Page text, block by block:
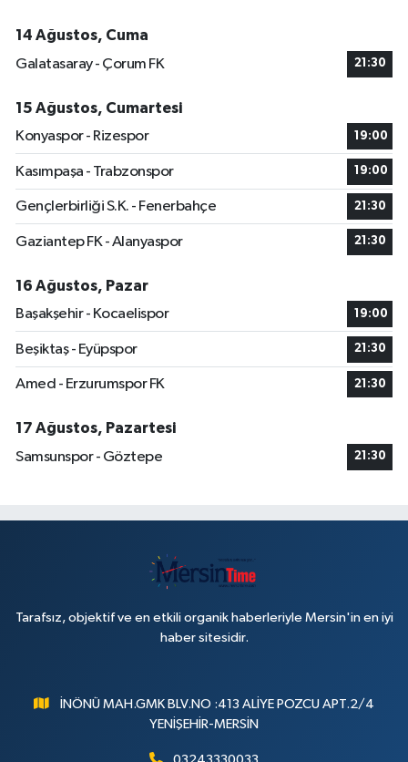
14 Ağustos, Cuma
Galatasaray - Çorum FK
21:30
15 Ağustos, Cumartesi
Konyaspor - Rizespor
19:00
Kasımpaşa - Trabzonspor 19:00
Gençlerbirliği S.K. - Fenerbahçe 21:30
Gaziantep FK - Alanyaspor 21:30
16 Ağustos, Pazar
Başakşehir - Kocaelispor
19:00
Beşiktaş - Eyüpspor 21:30
Amed - Erzurumspor FK 21:30
17 Ağustos, Pazartesi
Samsunspor - Göztepe
21:30
Tarafsız, objektif ve en etkili organik haberleriyle Mersin'in en iyi
haber sitesidir.
İNÖNÜ MAH.GMK BLV.NO :413 ALİYE POZCU APT.2/4
YENİŞEHİR-MERSİN